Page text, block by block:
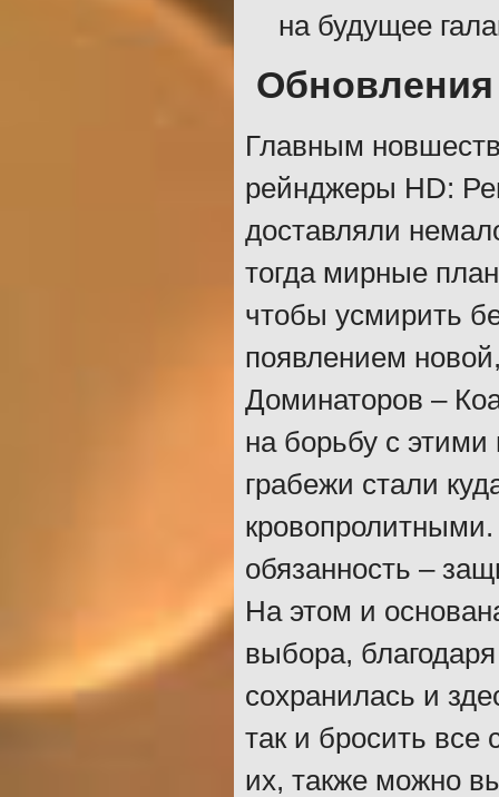
на будущее
Обновления
Главным
рейнджеры HD:
доставляли
тогда мирные
чтобы усмирить
появлением
Доминаторов –
на борьбу с
грабежи стали
обязанность –
На этом и
выбора,
сохранилась и
так и бросить
их, также можно